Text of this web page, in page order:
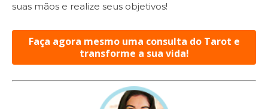
suas mãos e realize seus objetivos!
Faça agora mesmo uma consulta do Tarot e
transforme a sua vida!